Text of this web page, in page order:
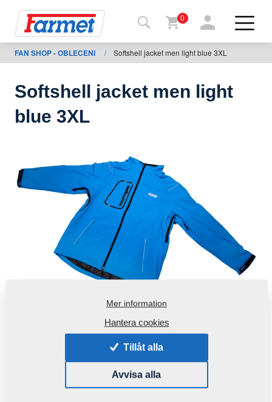
shop
maskiner
nedladdning
0
FAN SHOP - OBLECENI / Softshell jacket men light blue 3XL
Softshell jacket men light
blue 3XL
Produktkod: r00085
Mer information
Hantera cookies
Tillåt alla
Avvisa alla